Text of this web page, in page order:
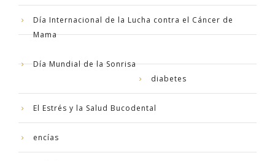
Día Internacional de la Lucha contra el Cáncer de
Mama
Día Mundial de la Sonrisa
diabetes
El Estrés y la Salud Bucodental
encías